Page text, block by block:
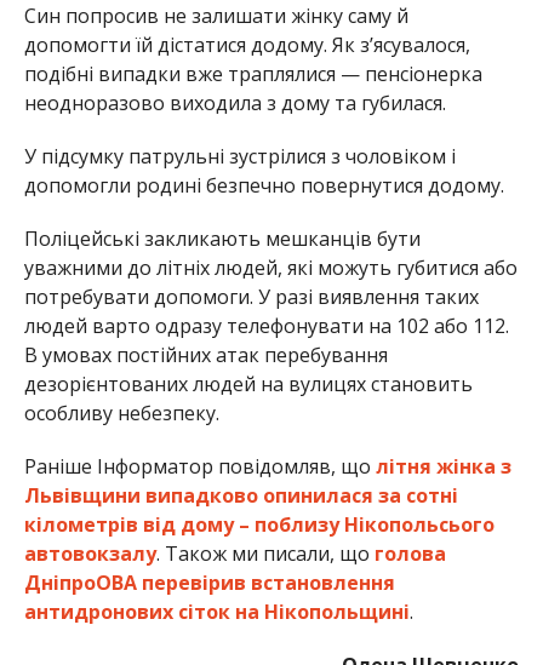
Син попросив не залишати жінку саму й
допомогти їй дістатися додому. Як з’ясувалося,
подібні випадки вже траплялися — пенсіонерка
неодноразово виходила з дому та губилася.
У підсумку патрульні зустрілися з чоловіком і
допомогли родині безпечно повернутися додому.
Поліцейські закликають мешканців бути
уважними до літніх людей, які можуть губитися або
потребувати допомоги. У разі виявлення таких
людей варто одразу телефонувати на 102 або 112.
В умовах постійних атак перебування
дезорієнтованих людей на вулицях становить
особливу небезпеку.
Раніше Інформатор повідомляв, що літня жінка з
Львівщини випадково опинилася за сотні
кілометрів від дому – поблизу Нікопольсього
автовокзалу. Також ми писали, що голова
ДніпроОВА перевірив встановлення
антидронових сіток на Нікопольщині.